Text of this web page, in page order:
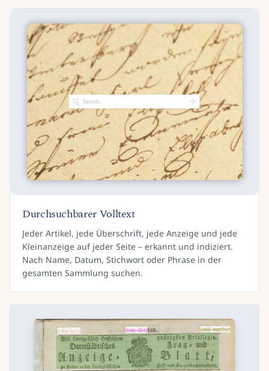
Durchsuchbarer Volltext
Jeder Artikel, jede Überschrift, jede Anzeige und jede
Kleinanzeige auf jeder Seite – erkannt und indiziert.
Nach Name, Datum, Stichwort oder Phrase in der
gesamten Sammlung suchen.